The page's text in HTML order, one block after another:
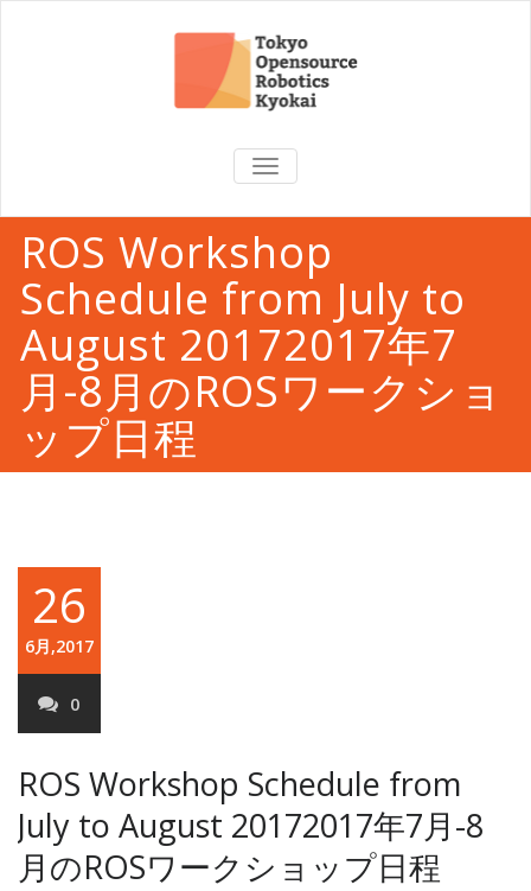
TOGGLE
NAVIGATION
ROS Workshop
Schedule from July to
August 20172017年7
月-8月のROSワークショ
ップ日程
26
6月,2017
0
ROS Workshop Schedule from
July to August 20172017年7月-8
月のROSワークショップ日程